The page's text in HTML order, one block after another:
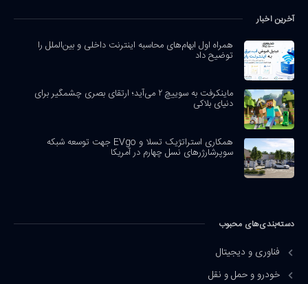
آخرین اخبار
همراه اول ابهام‌های محاسبه اینترنت داخلی و بین‌الملل را
توضیح داد
ماینکرفت به سوییچ ۲ می‌آید؛ ارتقای بصری چشمگیر برای
دنیای بلاکی
همکاری استراتژیک تسلا و EVgo جهت توسعه شبکه
سوپرشارژرهای نسل چهارم در آمریکا
دسته‌بندی‌های محبوب
فناوری و دیجیتال
خودرو و حمل و نقل